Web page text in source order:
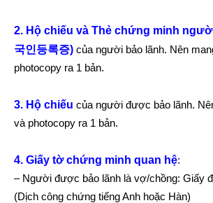
2. Hộ chiếu và Thẻ chứng minh
국인등록증) của người bảo lãnh. Nên
photocopy ra 1 bản.
3. Hộ chiếu của người được bảo lãnh.
và photocopy ra 1 bản.
4. Giấy tờ chứng minh quan hệ:
– Người được bảo lãnh là vợ/chồng: Giấy
(Dịch công chứng tiếng Anh hoặc Hàn)